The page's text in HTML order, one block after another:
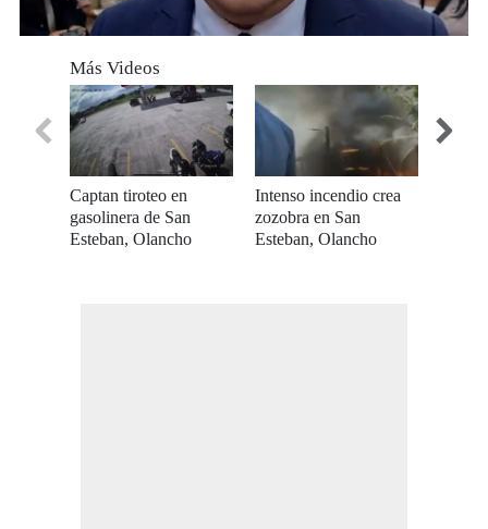
seconds
seconds
Más Videos
Captan tiroteo en
gasolinera de San
Esteban, Olancho
Intenso incendio crea
zozobra en San
Esteban, Olancho